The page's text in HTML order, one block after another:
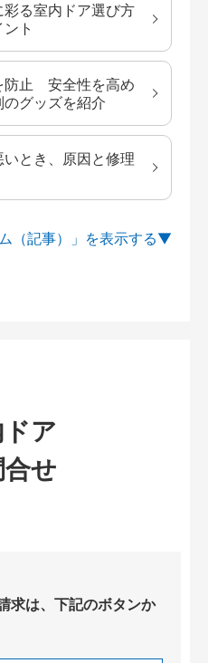
る室内ドア選び方
ト
防止 安全性を高め
グッズを紹介
とき、原因と修理
（記事）」を
ア
せ
求は、下記のボタンか